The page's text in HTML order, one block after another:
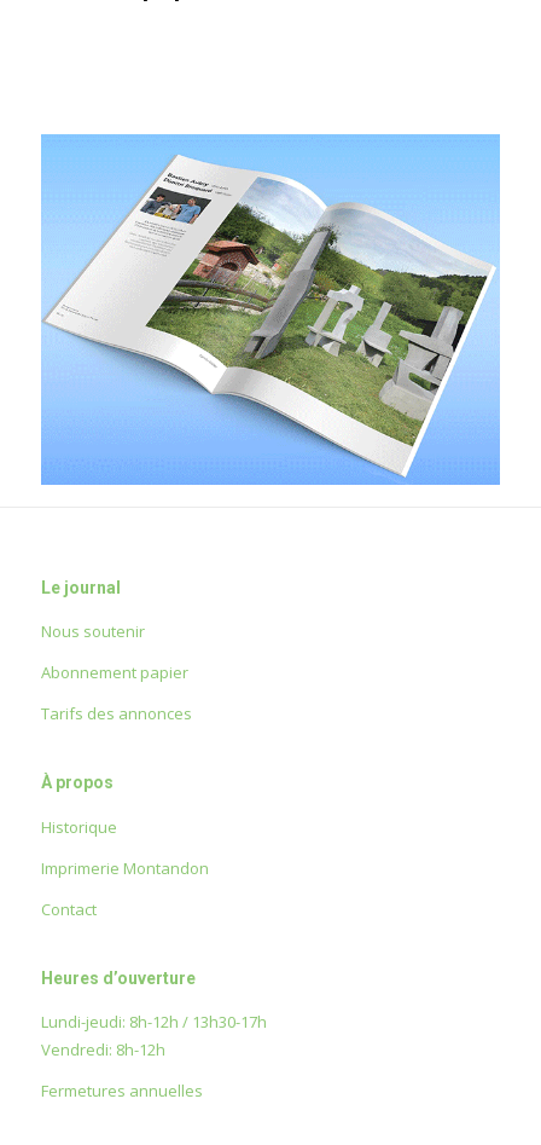
Le journal
Nous soutenir
Abonnement papier
Tarifs des annonces
À propos
Historique
Imprimerie Montandon
Contact
Heures d’ouverture
Lundi-jeudi: 8h-12h / 13h30-17h
Vendredi: 8h-12h
Fermetures annuelles